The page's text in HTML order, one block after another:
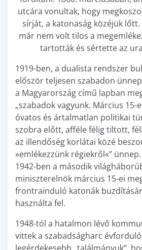
utcára vonultak, hogy
sírját, a katonaság közéjük lőtt.
már nem volt tilos a
tartották és sértette az
1919-ben, a dualista rendszer
először teljesen szabadon
a Magyarország című lapban
„szabadok vagyunk. Március 15-
óvatos és ártalmatlan politikai
szobra előtt, afféle félig tiltott,
az illendőség korlátai közé
»emlékezzünk régiekről«” ünnep.
1942-ben a második
miniszterelnök március 15-ei
frontrainduló katonák
használta fel.
1948-tól a hatalmon lévő
vittek a szabadságharc